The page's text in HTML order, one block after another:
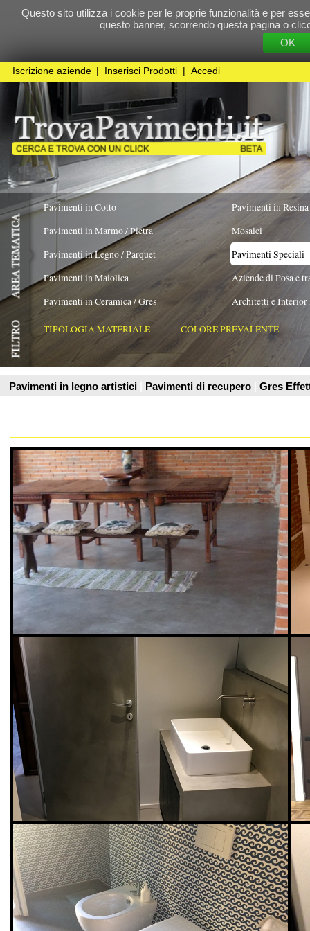
Questo sito utilizza i cookie per le proprie funzionalità e per essere sicuri che tu
questo banner, scorrendo questa pagina o cliccando
Cookie
Pavimenti in Cotto
Pavimenti in Marmo / Pietra
Pavimenti in Legno / Parquet
Pavimenti in Ceramica / Gres
Pavimenti in Resina
Pavimenti Speciali
Aziende di Posa e trattamento Pavimenti
Architetti e Interior Design
TIPOLOGIA MATERIALE COLORE PREVALENTE FORMATO
Pavimenti in legno artistici Pavimenti di recupero Gres Effetto Legno
PCM
I pavimenti in VERO cemento naturale vengono posati da esperti
artigiani divenendo di volta in volta un’ opera unica. Il pav
Vedi Scheda Prodotto
I pavimenti in
artigiani divenendo
Vedi Scheda
PCM
I pavimenti in VERO cemento naturale vengono posati da esperti
artigiani divenendo di volta in volta un’ opera unica. Il pav
Vedi Scheda Prodotto
PCM
I pavimenti in
artigiani divenendo
Vedi Scheda
PCM
I pavimenti in VERO cemento naturale vengono posati da esperti
artigiani divenendo di volta in volta un’ opera unica. Il pav
Vedi Scheda Prodotto
PCM
I pavimenti in VERO
artigiani divenendo
Vedi Scheda